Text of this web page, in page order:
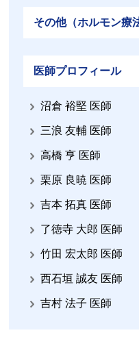
その他（ホルモン療
医師プロフィール
沼倉 裕堅 医師
三浪 友輔 医師
高橋 亨 医師
栗原 良暁 医師
吉本 拓真 医師
了徳寺 大郎 医師
竹田 宏太郎 医師
西石垣 誠友 医師
吉村 法子 医師